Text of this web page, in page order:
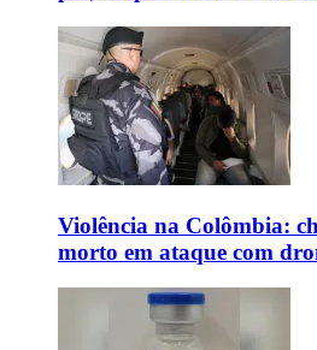
Violência na Colômbia:
morto em ataque com